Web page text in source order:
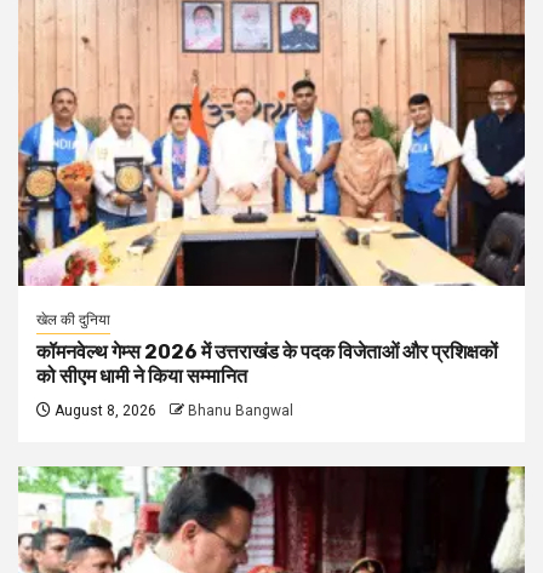
खेल की दुनिया
कॉमनवेल्थ गेम्स 2026 में उत्तराखंड के पदक विजेताओं और प्रशिक्षकों
को सीएम धामी ने किया सम्मानित
August 8, 2026 Bhanu Bangwal